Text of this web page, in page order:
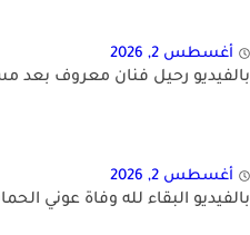
أغسطس 2, 2026
بالفيديو رحيل فنان معروف بعد
أغسطس 2, 2026
بالفيديو البقاء لله وفاة عوني